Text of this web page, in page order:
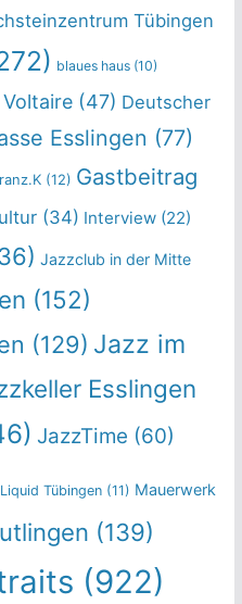
Tübingen
blaues haus(10)
(47) Deutscher
Esslingen (77)
(12) Gastbeitrag
(34) Interview(22)
Jazzclub in der Mitte
(152)
(129) Jazz im
Esslingen
JazzTime (60)
Liquid Tübingen(11) Mauerwerk
(139)
(922)